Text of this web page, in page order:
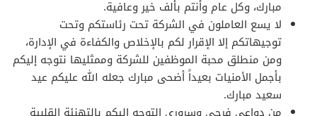
مبارك، وكل عام وأنتم بألف خير وعافية.
لا يسع العاملون في الشركة تحت رئاستكم وتحت
توجيهاتكم إلا الإقرار لكم بالإخلاص والكفاءة في الإدارة،
ومن منطلق محبة الموظفين للشركة وممثليها نتوجه إليكم
بأجمل الأمنيات بعيداً أضحى مبارك جعله الله عليكم عيد
سعيد مبارك.